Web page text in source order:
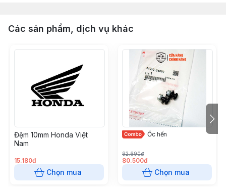
Các sản phẩm, dịch vụ khác
Đệm 10mm Honda Việt
Nam
15.180đ
Chọn mua
Ốc hến
92.690đ
80.500đ
Chọn mua